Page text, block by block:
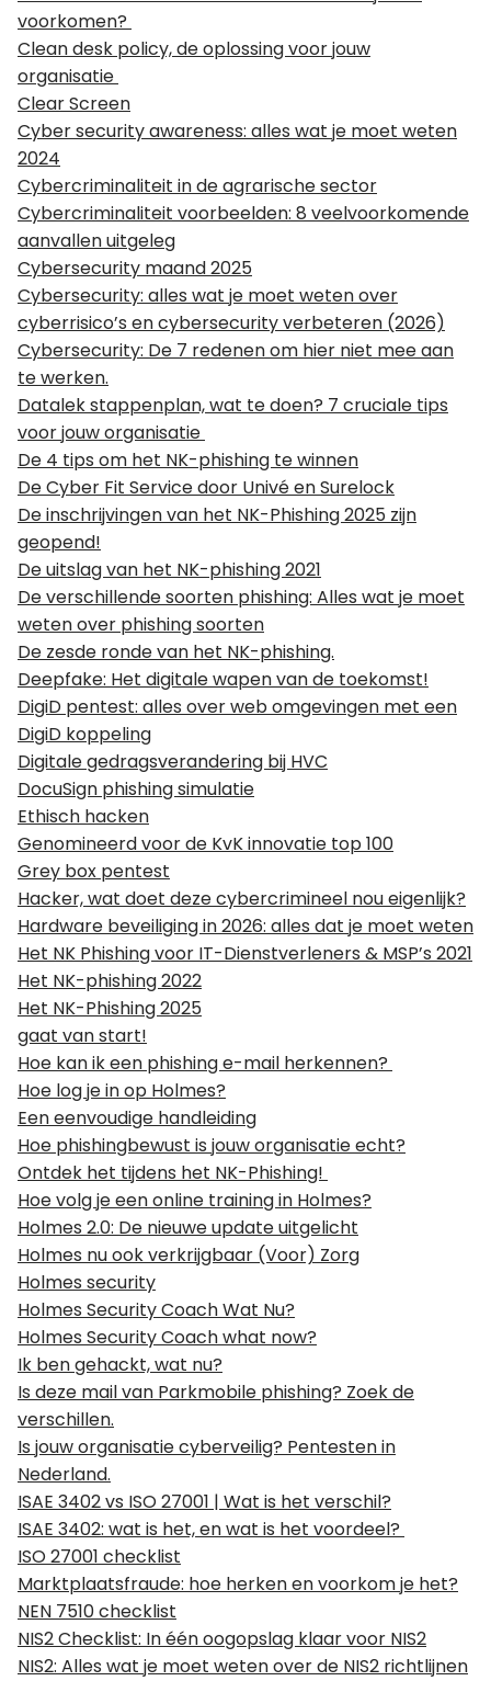
voorkomen?
Clean desk policy, de oplossing voor jouw
organisatie
Clear Screen
Cyber security awareness: alles wat je moet weten
2024
Cybercriminaliteit in de agrarische sector
Cybercriminaliteit voorbeelden: 8 veelvoorkomende
aanvallen uitgeleg
Cybersecurity maand 2025
Cybersecurity: alles wat je moet weten over
cyberrisico’s en cybersecurity verbeteren (2026)
Cybersecurity: De 7 redenen om hier niet mee aan
te werken.
Datalek stappenplan, wat te doen? 7 cruciale tips
voor jouw organisatie
De 4 tips om het NK-phishing te winnen
De Cyber Fit Service door Univé en Surelock
De inschrijvingen van het NK-Phishing 2025 zijn
geopend!
De uitslag van het NK-phishing 2021
De verschillende soorten phishing: Alles wat je moet
weten over phishing soorten
De zesde ronde van het NK-phishing.
Deepfake: Het digitale wapen van de toekomst!
DigiD pentest: alles over web omgevingen met een
DigiD koppeling
Digitale gedragsverandering bij HVC
DocuSign phishing simulatie
Ethisch hacken
Genomineerd voor de KvK innovatie top 100
Grey box pentest
Hacker, wat doet deze cybercrimineel nou eigenlijk?
Hardware beveiliging in 2026: alles dat je moet weten
Het NK Phishing voor IT-Dienstverleners & MSP’s 2021
Het NK-phishing 2022
Het NK-Phishing 2025
gaat van start!
Hoe kan ik een phishing e-mail herkennen?
Hoe log je in op Holmes?
Een eenvoudige handleiding
Hoe phishingbewust is jouw organisatie echt?
Ontdek het tijdens het NK-Phishing!
Hoe volg je een online training in Holmes?
Holmes 2.0: De nieuwe update uitgelicht
Holmes nu ook verkrijgbaar (Voor) Zorg
Holmes security
Holmes Security Coach Wat Nu?
Holmes Security Coach what now?
Ik ben gehackt, wat nu?
Is deze mail van Parkmobile phishing? Zoek de
verschillen.
Is jouw organisatie cyberveilig? Pentesten in
Nederland.
ISAE 3402 vs ISO 27001 | Wat is het verschil?
ISAE 3402: wat is het, en wat is het voordeel?
ISO 27001 checklist
Marktplaatsfraude: hoe herken en voorkom je het?
NEN 7510 checklist
NIS2 Checklist: In één oogopslag klaar voor NIS2
NIS2: Alles wat je moet weten over de NIS2 richtlijnen